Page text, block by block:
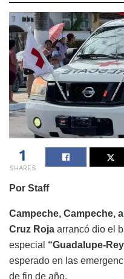
1
SHARES
Por Staff
Campeche, Campeche,
Cruz Roja arrancó dio el
especial “Guadalupe-
esperado en las
de fin de año.